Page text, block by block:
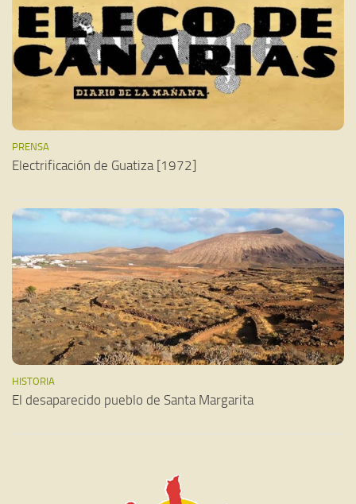
PRENSA
Electrificación de Guatiza [1972]
HISTORIA
El desaparecido pueblo de Santa Margarita